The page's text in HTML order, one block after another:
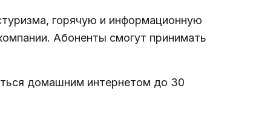
горячую и информационную
Абоненты смогут принимать
домашним интернетом до 30